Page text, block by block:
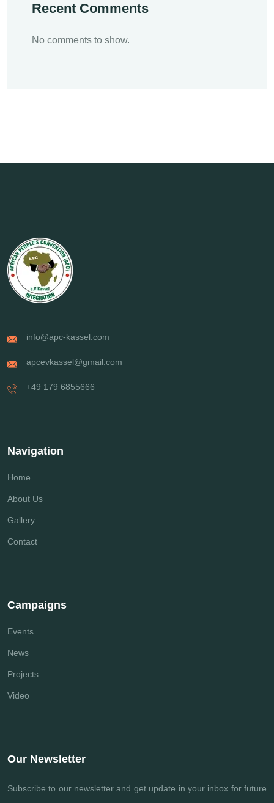
Recent Comments
No comments to show.
info@apc-kassel.com
apcevkassel@gmail.com
+49 179 6855666
Navigation
Home
About Us
Gallery
Contact
Campaigns
Events
News
Projects
Video
Our Newsletter
Subscribe to our newsletter and get update in your inbox for future